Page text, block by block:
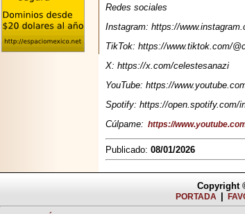
2025-10-16
Redes sociales
Instagram: https://
TikTok: https://www.tiktok.com/
X: https://x.com/celestesanazi
YouTube: https://
Spotify: https://open.spotify.com/
Cúlpame: https://
Publicado: 08/01/2026
Copyright
PORTADA |